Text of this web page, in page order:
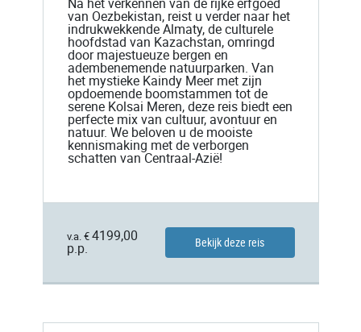
Na het verkennen van de rijke erfgoed
van Oezbekistan, reist u verder naar het
indrukwekkende Almaty, de culturele
hoofdstad van Kazachstan, omringd
door majestueuze bergen en
adembenemende natuurparken. Van
het mystieke Kaindy Meer met zijn
opdoemende boomstammen tot de
serene Kolsai Meren, deze reis biedt een
perfecte mix van cultuur, avontuur en
natuur. We beloven u de mooiste
kennismaking met de verborgen
schatten van Centraal-Azië!
v.a. € 4199,00
p.p.
Bekijk deze reis